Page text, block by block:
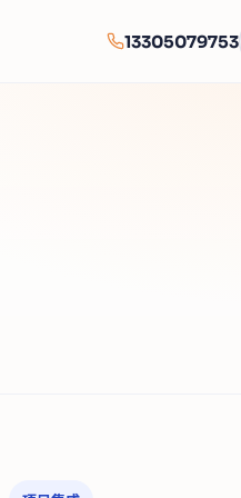
13305079753